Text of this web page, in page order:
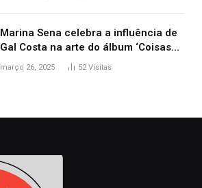
Marina Sena celebra a influência de
Gal Costa na arte do álbum ‘Coisas
naturais’
março 26, 2025 52Visitas